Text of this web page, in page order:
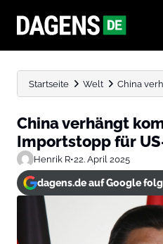
Startseite Welt China
China verhängt
Importstopp für
Henrik R•22. April 2025
dagens.de auf Google